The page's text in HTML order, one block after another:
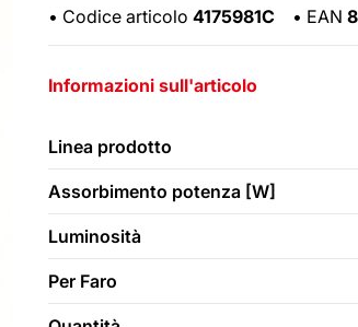
• Codice articolo 4175981C • EAN
Informazioni sull'articolo
Linea prodotto
Assorbimento potenza [W]
Luminosità
Per Faro